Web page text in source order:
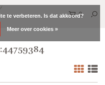
0
te verbeteren. Is dat akkoord?
Meer over cookies »